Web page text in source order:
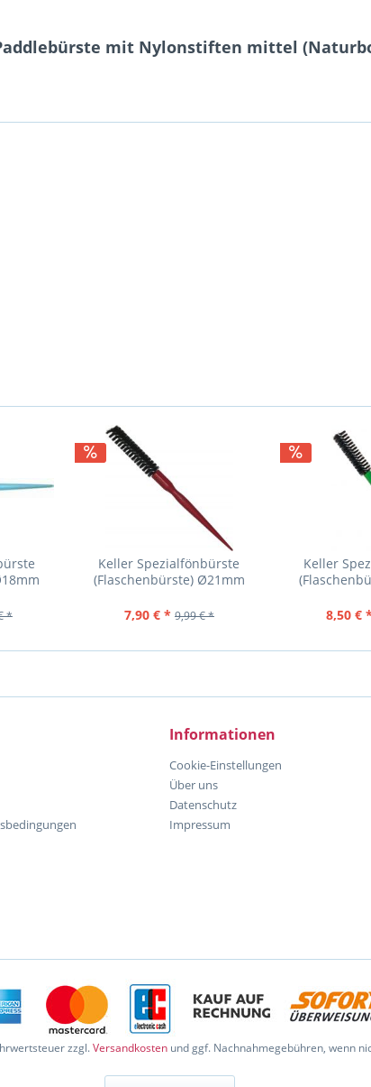
mit Nylonstiften mittel
*
Keller Spezialfönbürste
(Flaschenbürste) Ø21mm
7,90 € * 9,99 € *
Keller
8,50 € *
Informationen
Cookie-Einstellungen
Über uns
Datenschutz
Impressum
zzgl.Versandkostenund ggf. Nachnahmegebühren, wenn